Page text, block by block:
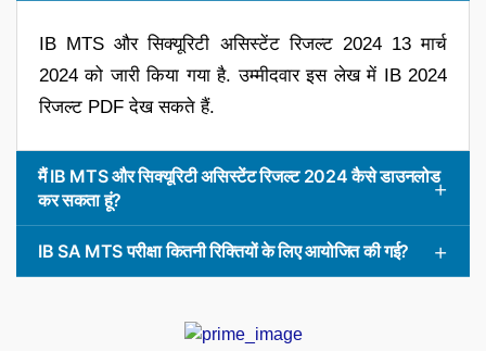
IB MTS और सिक्यूरिटी असिस्टेंट रिजल्ट 2024 13 मार्च
2024 को जारी किया गया है. उम्मीदवार इस लेख में IB 2024
रिजल्ट PDF देख सकते हैं.
मैं IB MTS और सिक्यूरिटी असिस्टेंट रिजल्ट 2024 कैसे डाउनलोड
कर सकता हूं?
IB SA MTS परीक्षा कितनी रिक्तियों के लिए आयोजित की गई?